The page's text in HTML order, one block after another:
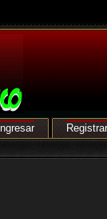
Ingresar